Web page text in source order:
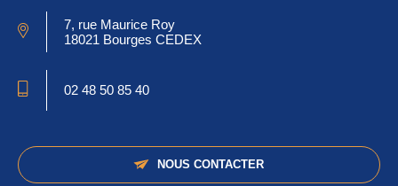
7, rue Maurice Roy
18021 Bourges CEDEX
02 48 50 85 40
NOUS CONTACTER